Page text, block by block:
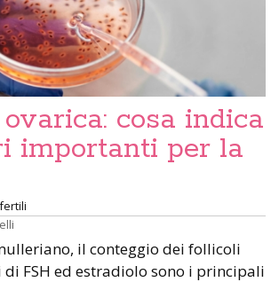
cosa indica
importanti per la
il conteggio dei follicoli
FSH ed estradiolo sono i principali